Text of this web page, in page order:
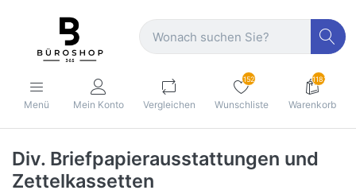
Menü Mein Konto Vergleichen
152
Wunschliste
1182
Warenkorb
Div. Briefpapierausstattungen und
Zettelkassetten